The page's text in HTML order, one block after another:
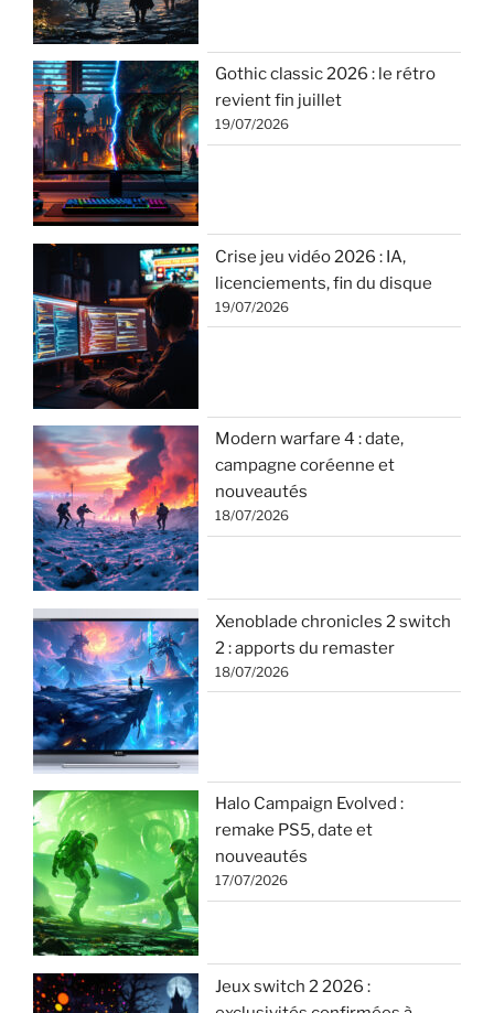
Gothic classic 2026 : le rétro
revient fin juillet
19/07/2026
Crise jeu vidéo 2026 : IA,
licenciements, fin du disque
19/07/2026
Modern warfare 4 : date,
campagne coréenne et
nouveautés
18/07/2026
Xenoblade chronicles 2 switch
2 : apports du remaster
18/07/2026
Halo Campaign Evolved :
remake PS5, date et
nouveautés
17/07/2026
Jeux switch 2 2026 :